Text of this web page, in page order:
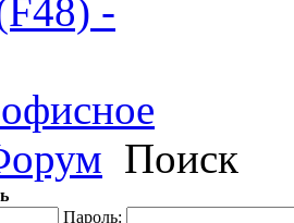
-
Поиск
Пароль: